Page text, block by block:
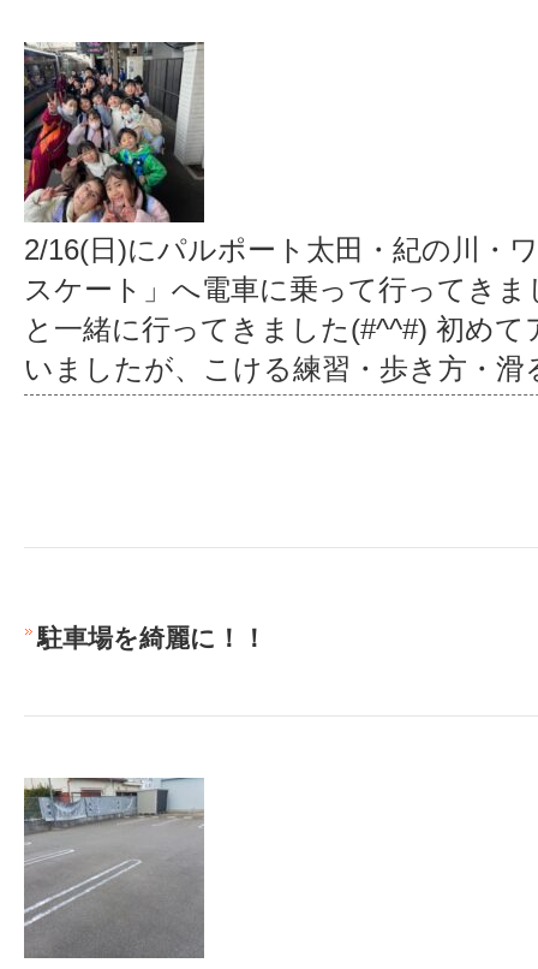
2/16(日)にパルポート太田・紀の川・
スケート」へ電車に乗って行ってきま
と一緒に行ってきました(#^^#) 初め
いましたが、こける練習・歩き方・滑
駐車場を綺麗に！！